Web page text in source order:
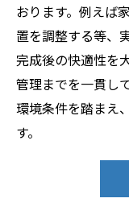
おります。例えば
置を調整する等、
完成後の快適性を
管理までを一貫し
環境条件を踏まえ
す。